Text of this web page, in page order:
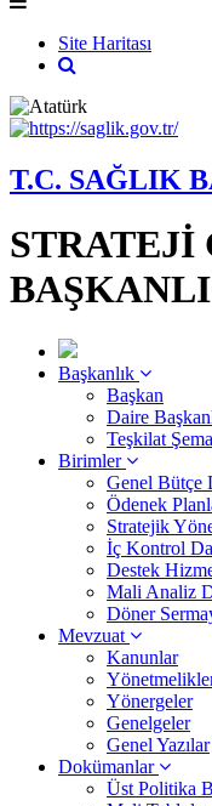
Site Haritası
T.C. SAĞLIK
STRATEJİ
Başkanlık
Başkan
Daire
Teşkilat
Birimler
Genel Bütçe
Ödenek
Stratejik
İç Kontrol
Destek
Mali Analiz
Döner
Mevzuat
Kanunlar
Yönergeler
Genelgeler
Genel Yazılar
Dokümanlar
Üst Politika